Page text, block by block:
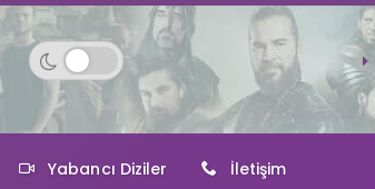
Yabancı Diziler İletişim